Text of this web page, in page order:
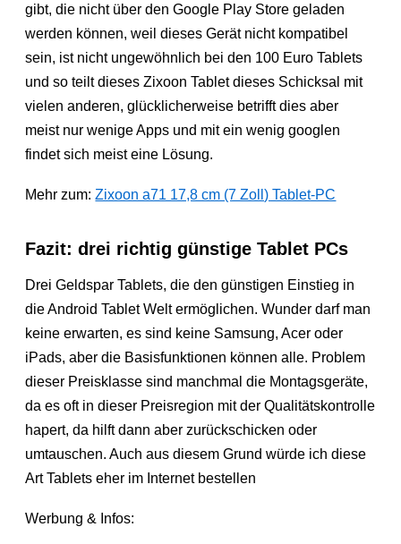
gibt, die nicht über den Google Play Store geladen
werden können, weil dieses Gerät nicht kompatibel
sein, ist nicht ungewöhnlich bei den 100 Euro Tablets
und so teilt dieses Zixoon Tablet dieses Schicksal mit
vielen anderen, glücklicherweise betrifft dies aber
meist nur wenige Apps und mit ein wenig googlen
findet sich meist eine Lösung.
Mehr zum:Zixoon a71 17,8 cm (7 Zoll) Tablet-PC
Fazit: drei richtig günstige Tablet PCs
Drei Geldspar Tablets, die den günstigen Einstieg in
die Android Tablet Welt ermöglichen. Wunder darf man
keine erwarten, es sind keine Samsung, Acer oder
iPads, aber die Basisfunktionen können alle. Problem
dieser Preisklasse sind manchmal die Montagsgeräte,
da es oft in dieser Preisregion mit der Qualitätskontrolle
hapert, da hilft dann aber zurückschicken oder
umtauschen. Auch aus diesem Grund würde ich diese
Art Tablets eher im Internet bestellen
Werbung & Infos: